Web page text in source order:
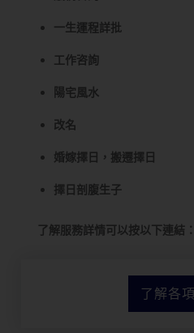
一生運程詳批
工作咨詢
陽宅風水
改名
婚嫁擇日，搬遷擇日
擇日剖腹生子
了解服務詳情可以按以下連結：
了解各